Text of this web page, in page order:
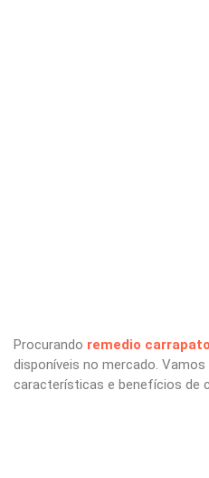
Procurando remedio carrapato
disponíveis no mercado.
características e benefícios de